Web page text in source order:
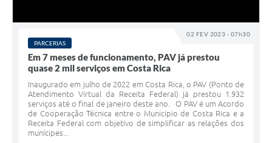
02 FEV 2023 - 07h30
PARCERIAS
Em 7 meses de funcionamento, PAV já prestou
quase 2 mil serviços em Costa Rica
Inaugurado em julho de 2022 em Costa Rica, o PAV (Ponto de
Atendimento Virtual da Receita Federal) já prestou 1.932
serviços até o final de janeiro deste ano. O PAV é um Acordo
de Cooperação Técnica entre o Município de Costa Rica e a
Receita Federal com objetivo de simplificar as relações dos
munícipes...